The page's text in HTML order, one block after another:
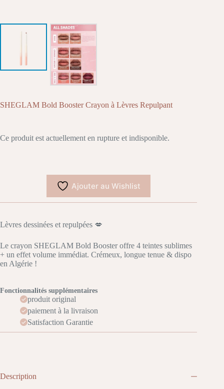
SHEGLAM Bold Booster Crayon à Lèvres Repulpant
Ce produit est actuellement en rupture et indisponible.
Ajouter au Wishlist
Lèvres dessinées et repulpées 💋
Le crayon SHEGLAM Bold Booster offre 4 teintes sublimes
+ un effet volume immédiat. Crémeux, longue tenue & dispo
en Algérie !
Fonctionnalités supplémentaires
produit original
paiement à la livraison
Satisfaction Garantie
Description